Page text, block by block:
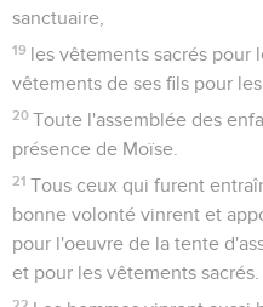
sanctuaire,
19 les vêtements sacrés pour
vêtements de ses fils pour
20 Toute l'assemblée des
présence de Moïse.
21 Tous ceux qui furent
bonne volonté vinrent et
pour l'oeuvre de la tente
et pour les vêtements sacrés.
22